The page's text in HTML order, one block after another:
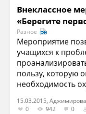
Внеклассное
«Берегите
Разное
Мероприятие
учащихся к
пользу, которую
необходимость
15.03.2015,
0
942 0